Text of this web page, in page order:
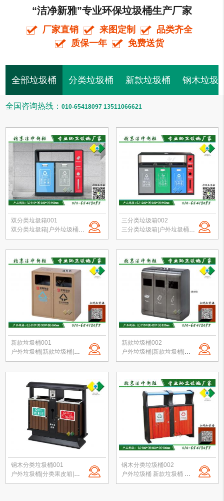
“洁净新雅”专业环保垃圾桶生产厂家
厂家直销 来图定制
品类齐全
质保一年
免费送货
全部垃圾桶 分类垃圾桶 新款垃圾桶 钢木垃圾
全国咨询热线：010-65418097 13511066621
双分类垃圾箱001
双分类垃圾箱|户外垃圾桶|钢板垃圾桶|公园垃圾桶|垃圾桶定制|北京厂家直销
三分类垃圾箱002
三分类垃圾箱|户外垃圾桶|钢板垃圾桶|公园垃圾桶|垃圾桶定制|北京厂家直销
新款垃圾桶001
户外垃圾桶|新款垃圾桶|分类垃圾桶|商场垃圾桶|校园果皮箱定制|北京垃圾桶厂家
新款垃圾桶002
户外垃圾桶|新款垃圾桶|分类垃圾桶|商场垃圾桶|校园果皮箱定制|北京垃圾桶厂家
钢木分类垃圾桶001
户外垃圾桶|分类果皮箱|公园垃圾桶|钢木垃圾箱|景区垃圾桶|北京垃圾桶厂家
钢木分类垃圾桶002
户外垃圾桶 新款垃圾桶 分类垃圾桶 公园垃圾桶 校园果皮箱 北京垃圾桶定制